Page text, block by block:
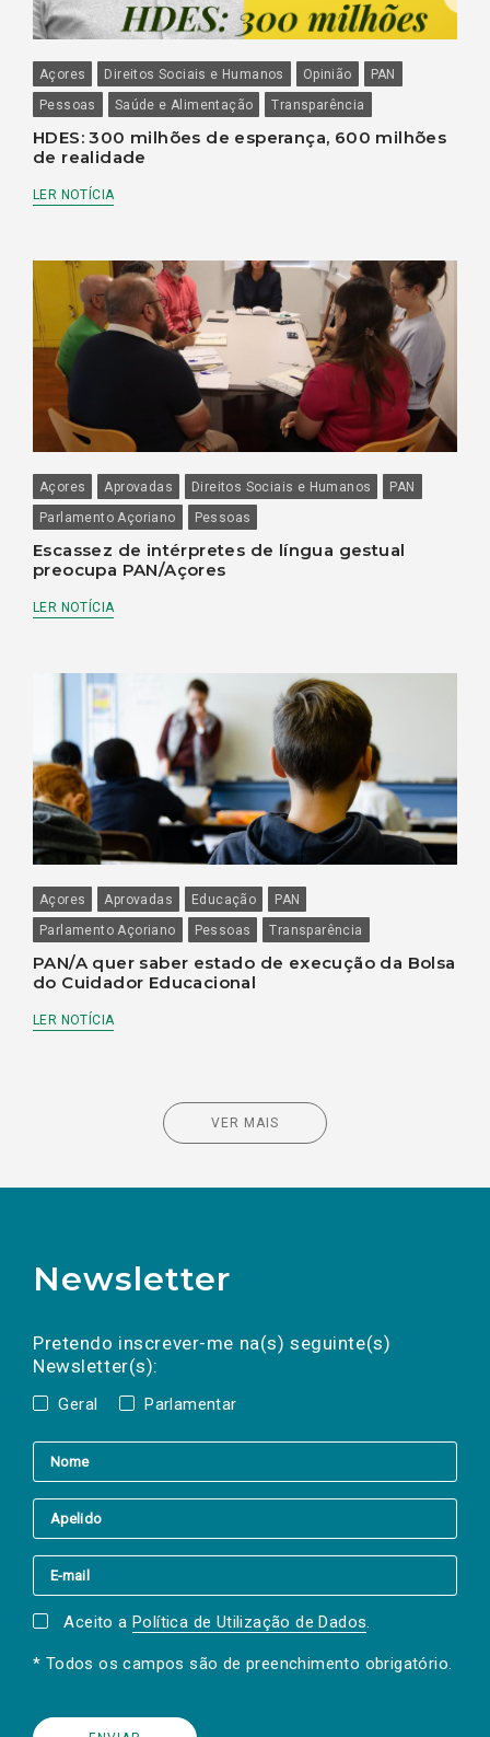
Açores Direitos Sociais e Humanos Opinião
PAN
Pessoas
Saúde e Alimentação Transparência
HDES: 300 milhões de esperança, 600 milhões
de realidade
LER NOTÍCIA
Açores Aprovadas Direitos Sociais e Humanos
PAN
Parlamento Açoriano
Pessoas
Escassez de intérpretes de língua gestual
preocupa PAN/Açores
LER NOTÍCIA
Açores Aprovadas Educação
PAN
Parlamento Açoriano
Pessoas Transparência
PAN/A quer saber estado de execução da Bolsa
do Cuidador Educacional
LER NOTÍCIA
VER MAIS
Newsletter
Pretendo inscrever-me na(s) seguinte(s)
Newsletter(s):
Geral Parlamentar
a(s) newsletter(s).
mail
Aceito a Política de Utilização de Dados.
* Todos os campos são de preenchimento obrigatório.